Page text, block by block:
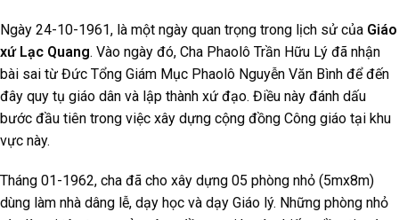
Ngày 24-10-1961, là một ngày quan trọng trong lịch sử của Giáo
xứ Lạc Quang. Vào ngày đó, Cha Phaolô Trần Hữu Lý đã nhận
bài sai từ Đức Tổng Giám Mục Phaolô Nguyễn Văn Bình để đến
đây quy tụ giáo dân và lập thành xứ đạo. Điều này đánh dấu
bước đầu tiên trong việc xây dựng cộng đồng Công giáo tại khu
vực này.
Tháng 01-1962, cha đã cho xây dựng 05 phòng nhỏ (5mx8m)
dùng làm nhà dâng lễ, dạy học và dạy Giáo lý. Những phòng nhỏ